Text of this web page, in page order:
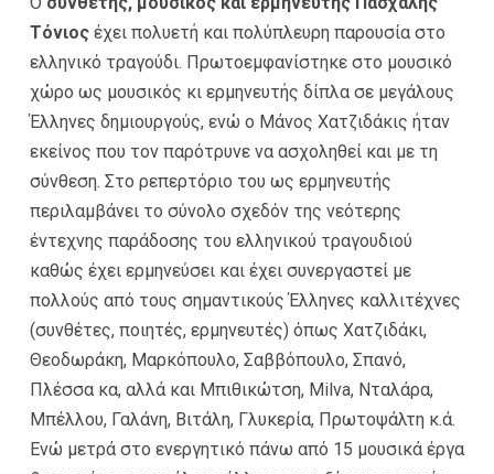
Τόνιος έχει πολυετή και πολύπλευρη παρουσία στο
ελληνικό τραγούδι. Πρωτοεμφανίστηκε στο μουσικό
χώρο ως μουσικός κι ερμηνευτής δίπλα σε μεγάλους
Έλληνες δημιουργούς, ενώ ο Μάνος Χατζιδάκις ήταν
εκείνος που τον παρότρυνε να ασχοληθεί και με τη
σύνθεση. Στο ρεπερτόριο του ως ερμηνευτής
περιλαμβάνει το σύνολο σχεδόν της νεότερης
έντεχνης παράδοσης του ελληνικού τραγουδιού
καθώς έχει ερμηνεύσει και έχει συνεργαστεί με
πολλούς από τους σημαντικούς Έλληνες καλλιτέχνες
(συνθέτες, ποιητές, ερμηνευτές) όπως Χατζιδάκι,
Θεοδωράκη, Μαρκόπουλο, Σαββόπουλο, Σπανό,
Πλέσσα κα, αλλά και Μπιθικώτση, Milva, Νταλάρα,
Μπέλλου, Γαλάνη, Βιτάλη, Γλυκερία, Πρωτοψάλτη κ.ά.
Ενώ μετρά στο ενεργητικό πάνω από 15 μουσικά έργα